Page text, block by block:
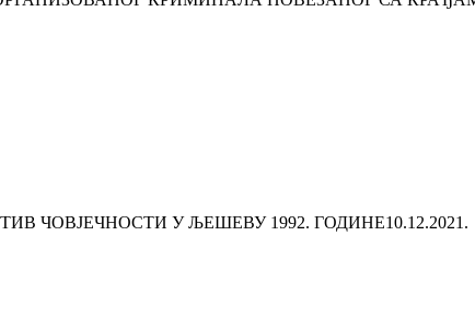
ЧОВЈЕЧНОСТИ У ЉЕШЕВУ 1992. ГОДИНЕ10.12.2021.